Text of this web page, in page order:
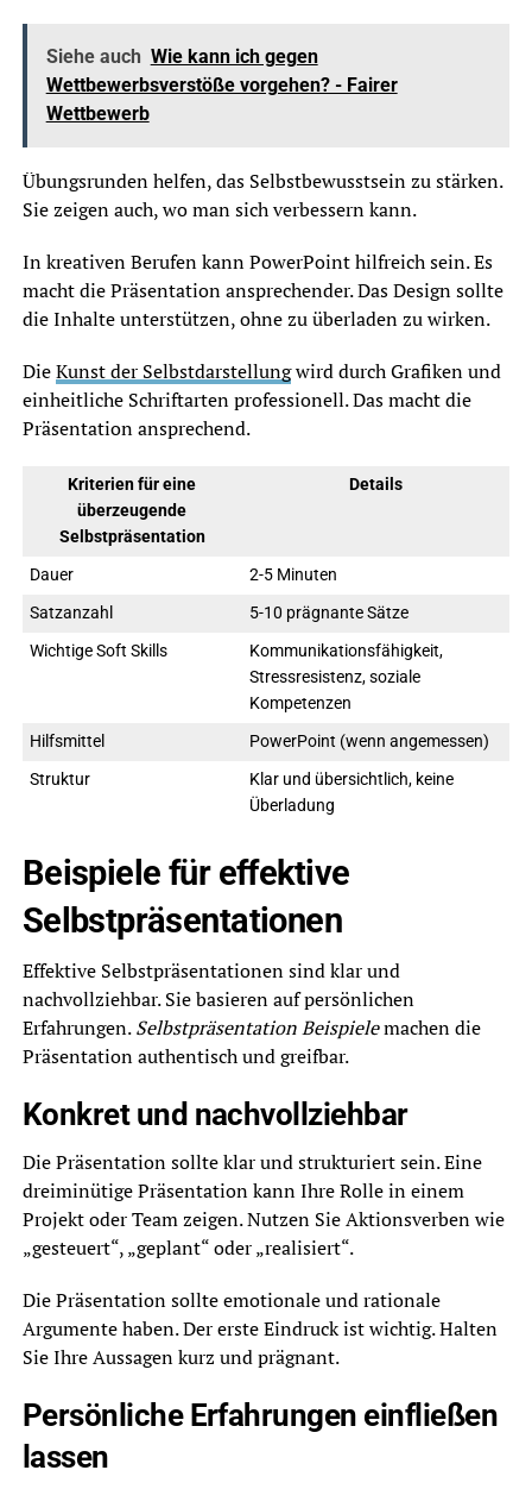
Siehe auch Wie kann ich gegen
Wettbewerbsverstöße vorgehen? - Fairer
Wettbewerb
Übungsrunden helfen, das Selbstbewusstsein zu stärken.
Sie zeigen auch, wo man sich verbessern kann.
In kreativen Berufen kann PowerPoint hilfreich sein. Es
macht die Präsentation ansprechender. Das Design sollte
die Inhalte unterstützen, ohne zu überladen zu wirken.
DieKunst der Selbstdarstellungwird durch Grafiken und
einheitliche Schriftarten professionell. Das macht die
Präsentation ansprechend.
Kriterien für eine
überzeugende
Selbstpräsentation
Details
Dauer
2-5 Minuten
Satzanzahl
5-10 prägnante Sätze
Wichtige Soft Skills
Kommunikationsfähigkeit,
Stressresistenz, soziale
Kompetenzen
Hilfsmittel
PowerPoint (wenn angemessen)
Struktur
Klar und übersichtlich, keine
Überladung
Beispiele für effektive
Selbstpräsentationen
Effektive Selbstpräsentationen sind klar und
nachvollziehbar. Sie basieren auf persönlichen
Erfahrungen.Selbstpräsentation Beispielemachen die
Präsentation authentisch und greifbar.
Konkret und nachvollziehbar
Die Präsentation sollte klar und strukturiert sein. Eine
dreiminütige Präsentation kann Ihre Rolle in einem
Projekt oder Team zeigen. Nutzen Sie Aktionsverben wie
„gesteuert“, „geplant“ oder „realisiert“.
Die Präsentation sollte emotionale und rationale
Argumente haben. Der erste Eindruck ist wichtig. Halten
Sie Ihre Aussagen kurz und prägnant.
Persönliche Erfahrungen einfließen
lassen